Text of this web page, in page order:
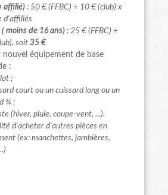
affilié) : 50 € (FFBC) + 10 € (club) x
d'affiliés
moins de 16 ans) : 25 € (FFBC) +
soit 35 €
équipement de base
:
;
court ou un cuissard long ou un
¾ ;
(hiver, pluie, coupe-vent, ...).
d'acheter d'autres pièces en
(ex: manchettes, jambières,